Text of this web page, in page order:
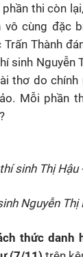
thi còn
vô cùng đặc
Thành
sinh Nguyễn
thơ do
Mỗi phần
sinh Thị Hậu
Nguyễn Thị
thức danh